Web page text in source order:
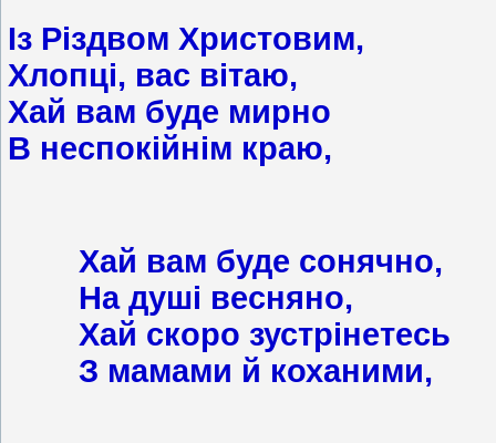
Із Різдвом Христовим,
Хлопці, вас вітаю,
Хай вам буде мирно
В неспокійнім краю,
Хай вам буде сонячно,
На душі весняно,
Хай скоро зустрінетесь
З мамами й коханими,